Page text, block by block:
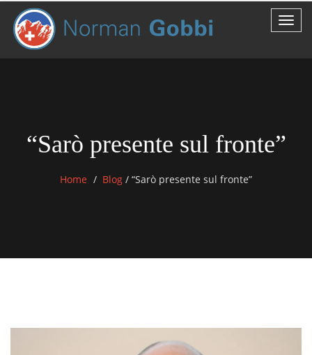
“Sarò presente sul fronte”
Home Blog / “Sarò presente sul fronte”